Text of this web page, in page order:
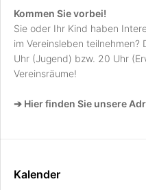
Kommen Sie vorbei!
Sie oder Ihr Kind haben
im Vereinsleben teilnehmen?
Uhr (Jugend) bzw. 20 Uhr
Vereinsräume!
➔ Hier finden Sie unsere
Kalender